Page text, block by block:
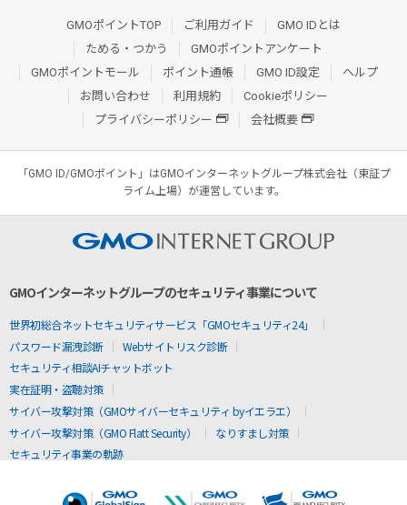
GMOポイントTOP ご利用ガイド
GMO IDとは
ためる・つかう
GMOポイントアンケート
GMOポイントモール
ポイント通帳 GMO ID設定
ヘルプ
お問い合わせ
利用規約
Cookieポリシー
プライバシーポリシー
会社概要
「GMO ID/GMOポイント」はGMOインターネットグループ株式会社（東証プ
ライム上場）が運営しています。
GMOインターネットグループのセキュリティ事業について
世界初総合ネットセキュリティサービス「GMOセキュリティ24」
パスワード漏洩診断
Webサイトリスク診断
セキュリティ相談AIチャットボット
実在証明・盗聴対策
サイバー攻撃対策（GMOサイバーセキュリティ byイエラエ）
サイバー攻撃対策（GMO Flatt Security）
なりすまし対策
セキュリティ事業の軌跡